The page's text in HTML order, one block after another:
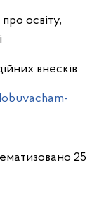
освіту,
внесків
25